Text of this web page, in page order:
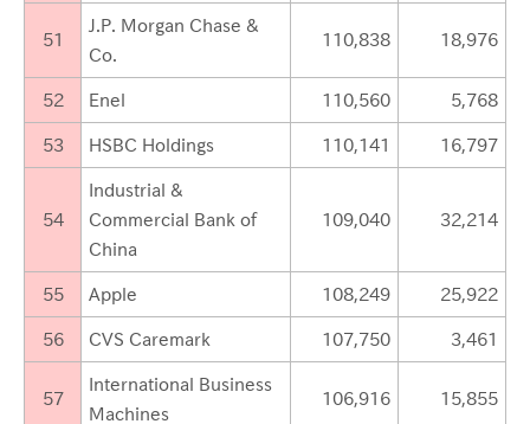
51
J.P. Morgan Chase &
Co.
110,838 18,976
52 Enel 110,560 5,768
53 HSBC Holdings 110,141 16,797
54
Industrial &
Commercial Bank of
China
109,040 32,214
55 Apple 108,249 25,922
56 CVS Caremark 107,750 3,461
57
International Business
Machines
106,916 15,855